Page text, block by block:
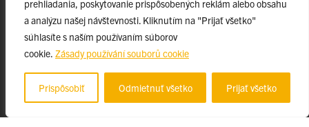
prehliadania, poskytovanie prispôsobených reklám alebo obsahu
a analýzu našej návštevnosti. Kliknutím na "Prijať všetko"
súhlasíte s naším používaním súborov
cookie. Zásady používání souborů cookie
Prispôsobiť Odmietnuť všetko Prijať všetko
Špičkové tímy
TIP-UPJŠ
Vedecké parky
Evidencia publikačnej činnosti
Habilitačné a vymenúvacie konania